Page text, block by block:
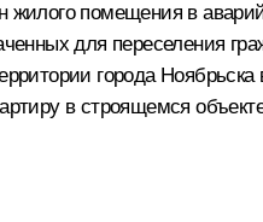
помещения в
для переселения
города
в строящемся